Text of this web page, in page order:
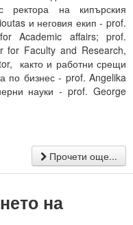
и автоматизация
на кипърския
и неговия екип - prof.
Academic affairs; prof.
for Faculty and Research,
както и работни срещи
по бизнес - prof. Angelika
науки - prof. George
Прочети още...
на